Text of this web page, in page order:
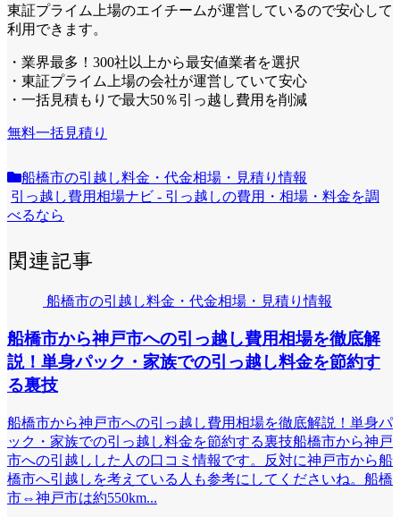
東証プライム上場のエイチームが運営しているので安心して
利用できます。
・業界最多！300社以上から最安値業者を選択
・東証プライム上場の会社が運営していて安心
・一括見積もりで最大50％引っ越し費用を削減
無料一括見積り
船橋市の引越し料金・代金相場・見積り情報
引っ越し費用相場ナビ - 引っ越しの費用・相場・料金を調
べるなら
関連記事
船橋市の引越し料金・代金相場・見積り情報
船橋市から神戸市への引っ越し費用相場を徹底解
説！単身パック・家族での引っ越し料金を節約す
る裏技
船橋市から神戸市への引っ越し費用相場を徹底解説！単身パ
ック・家族での引っ越し料金を節約する裏技船橋市から神戸
市への引越しした人の口コミ情報です。反対に神戸市から船
橋市へ引越しを考えている人も参考にしてくださいね。船橋
市⇔神戸市は約550km...